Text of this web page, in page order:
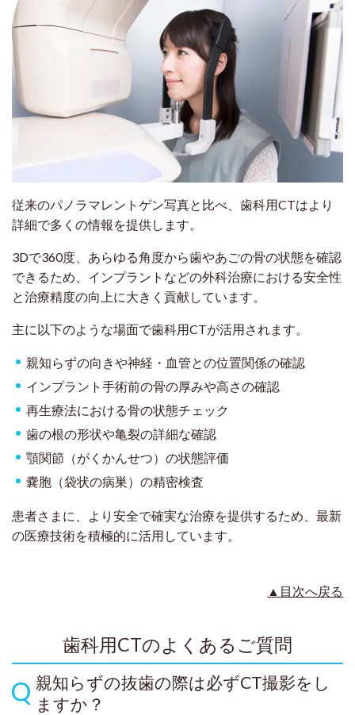
従来のパノラマレントゲン写真と比べ、歯科用CTはより
詳細で多くの情報を提供します。
3Dで360度、あらゆる角度から歯やあごの骨の状態を確認
できるため、インプラントなどの外科治療における安全性
と治療精度の向上に大きく貢献しています。
主に以下のような場面で歯科用CTが活用されます。
親知らずの向きや神経・血管との位置関係の確認
インプラント手術前の骨の厚みや高さの確認
再生療法における骨の状態チェック
歯の根の形状や亀裂の詳細な確認
顎関節（がくかんせつ）の状態評価
嚢胞（袋状の病巣）の精密検査
患者さまに、より安全で確実な治療を提供するため、最新
の医療技術を積極的に活用しています。
▲目次へ戻る
歯科用CTのよくあるご質問
親知らずの抜歯の際は必ずCT撮影をし
ますか？